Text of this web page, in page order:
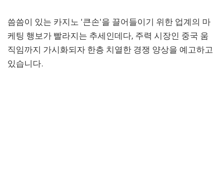
씀씀이 있는 카지노 '큰손'을 끌어들이기 위한 업계의 마
케팅 행보가 빨라지는 추세인데다, 주력 시장인 중국 움
직임까지 가시화되자 한층 치열한 경쟁 양상을 예고하고
있습니다.